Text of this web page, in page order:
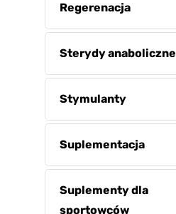
Regerenacja
Sterydy anaboliczne
Stymulanty
Suplementacja
Suplementy dla
sportowców